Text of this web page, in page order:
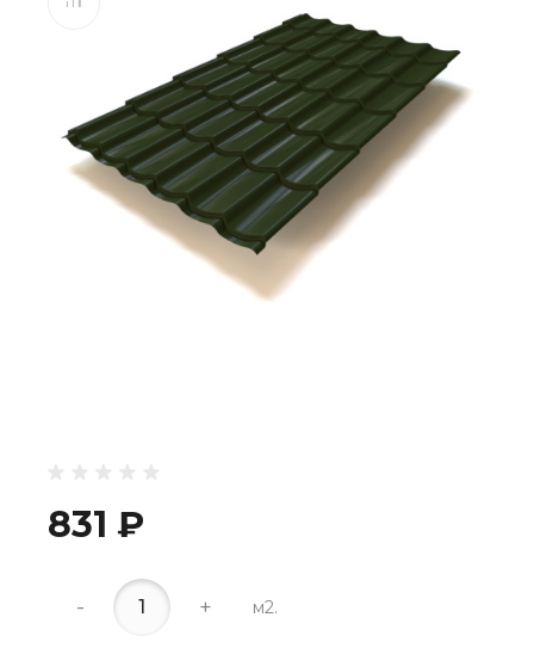
831 ₽
- + м2.